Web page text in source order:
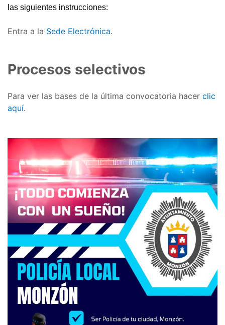
las siguientes instrucciones:
Entra a la Sede Electrónica.
Procesos selectivos
Para ver las bases de la última convocatoria hacer clic
aquí.